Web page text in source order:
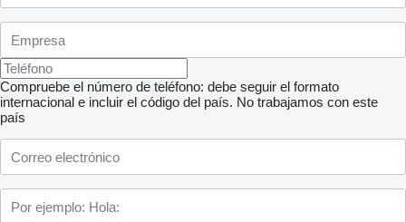
Compruebe el número de teléfono: debe seguir el formato
internacional e incluir el código del país. No trabajamos con este
país